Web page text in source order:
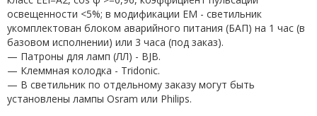
освещенности <5%; в модификации EM - светильник
укомплектован блоком аварийного питания (БАП) на 1 час (в
базовом исполнении) или 3 часа (под заказ).
— Патроны для ламп (ЛЛ) - BJB.
— Клеммная колодка - Tridonic.
— В светильник по отдельному заказу могут быть
установлены лампы Osram или Philips.